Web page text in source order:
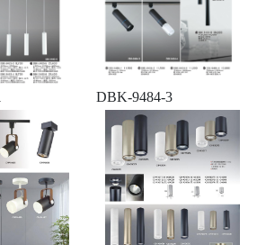
DBK-9484-3